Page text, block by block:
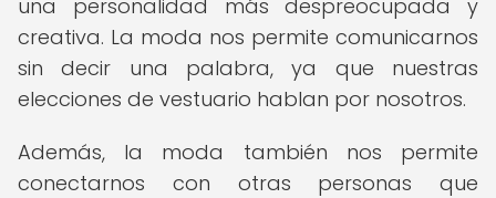
una personalidad más despreocupada y
creativa. La moda nos permite comunicarnos
sin decir una palabra, ya que nuestras
elecciones de vestuario hablan por nosotros.
Además, la moda también nos permite
conectarnos con otras personas que